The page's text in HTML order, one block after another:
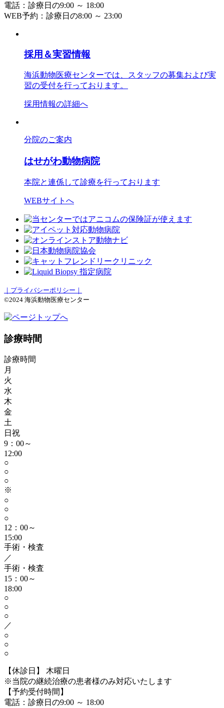
電話：診療日の9:00 ～ 18:00
WEB予約：診療日の8:00 ～ 23:00
採用＆実習情報
海浜動物医療センターでは、スタッフの募集および実
習の受付を行っております。
採用情報の詳細へ
分院のご案内
はせがわ動物病院
本院と連係して診療を行っております
WEBサイトへ
｜プライバシーポリシー｜
©2024 海浜動物医療センター
診療時間
診療時間
月
火
水
木
金
土
日祝
9：00～
12:00
○
○
○
※
○
○
○
12：00～
15:00
手術・検査
／
手術・検査
15：00～
18:00
○
○
○
／
○
○
○
【休診日】 木曜日
※当院の継続治療の患者様のみ対応いたします
【予約受付時間】
電話：診療日の9:00 ～ 18:00